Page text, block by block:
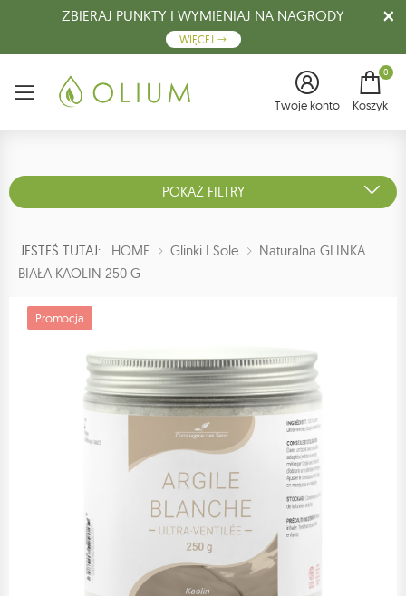
ZBIERAJ PUNKTY I WYMIENIAJ NA NAGRODY
WIĘCEJ
Menu Twoje konto
0
Koszyk
POKAŻ FILTRY
JESTEŚ TUTAJ: HOME Glinki I Sole
Naturalna GLINKA
BIAŁA KAOLIN 250 G
Promocja